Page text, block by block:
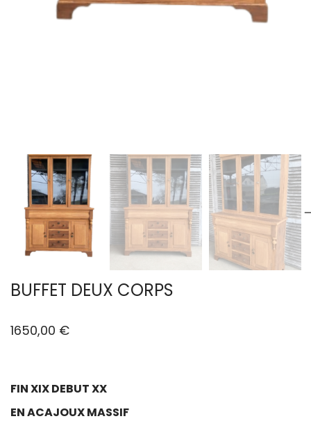
BUFFET DEUX CORPS
1650,00 €
FIN XIX DEBUT XX
EN ACAJOUX MASSIF